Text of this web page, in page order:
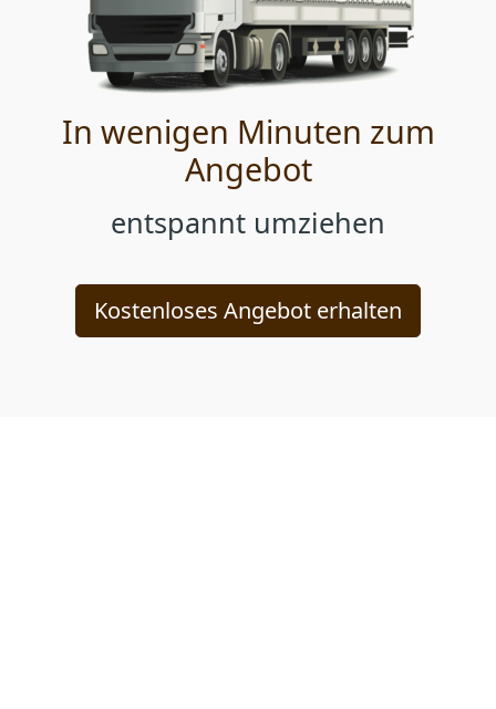
In wenigen Minuten zum
Angebot
entspannt umziehen
Kostenloses Angebot erhalten